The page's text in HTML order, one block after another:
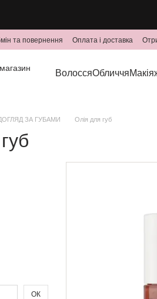
та повернення Оплата і доставка
ВолоссяОбличчя
ЗА ГУБАМИ Олія для губ
ОК